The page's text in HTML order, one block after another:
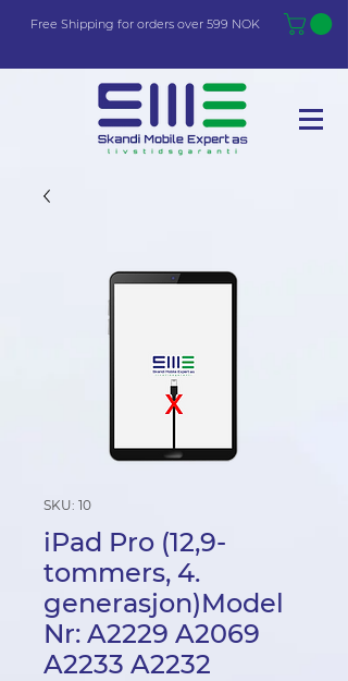
Free Shipping for orders over 599 NOK
SKU: 10
iPad Pro (12,9-
tommers, 4.
generasjon)Model
Nr: A2229 A2069
A2233 A2232